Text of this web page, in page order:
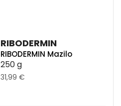
RIBODERMIN
RIBODERMIN Mazilo
250 g
31,99 €